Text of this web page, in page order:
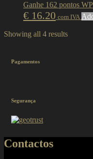
Ganhe 162 pontos
€ 16.20 com IVA
Showing all 4 results
Pagamentos
Segurança
Contactos